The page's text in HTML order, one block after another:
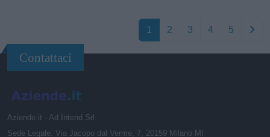
1 2 3 4 5
Contattaci
Aziende.it - Ad Intend Srl
Sede Legale: Via Jacopo dal Verme, 7, 20159 Milano MI